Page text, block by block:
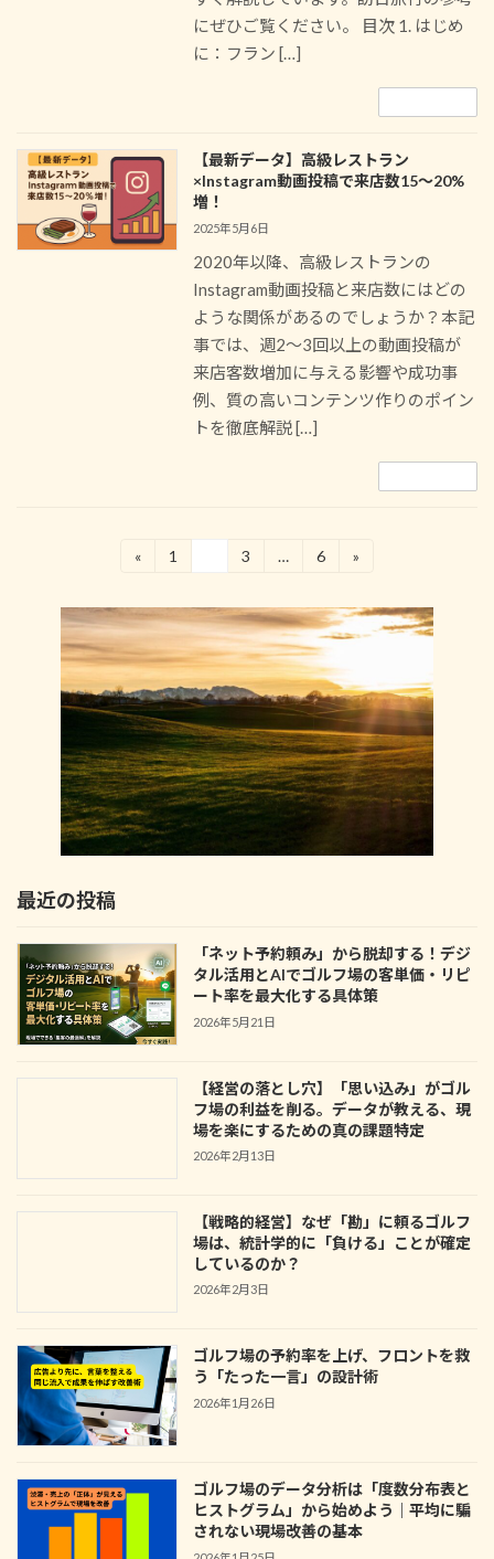
にぜひご覧ください。 目次 1. はじめ
に：フラン […]
【最新データ】高級レストラン
×Instagram動画投稿で来店数15～20%
増！
2025年5月6日
2020年以降、高級レストランの
Instagram動画投稿と来店数にはどの
ような関係があるのでしょうか？本記
事では、週2〜3回以上の動画投稿が
来店客数増加に与える影響や成功事
例、質の高いコンテンツ作りのポイン
トを徹底解説 […]
«
固
ー
1
ー
ジ
固
ー
ジ
3 …
固
ー
ジ
6 »
最近の投稿
「ネット予約頼み」から脱却する！デジ
タル活用とAIでゴルフ場の客単価・リピ
ート率を最大化する具体策
2026年5月21日
【経営の落とし穴】「思い込み」がゴル
フ場の利益を削る。データが教える、現
場を楽にするための真の課題特定
2026年2月13日
【戦略的経営】なぜ「勘」に頼るゴルフ
場は、統計学的に「負ける」ことが確定
しているのか？
2026年2月3日
ゴルフ場の予約率を上げ、フロントを救
う「たった一言」の設計術
2026年1月26日
ゴルフ場のデータ分析は「度数分布表と
ヒストグラム」から始めよう｜平均に騙
されない現場改善の基本